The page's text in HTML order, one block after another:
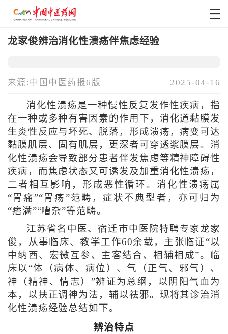
龙家俊辨治消化性溃疡伴焦虑经验
来源:中国中医药报6版 2025-04-16
消化性溃疡是一种慢性反复发作性疾病，指
在一种或多种有害因素的作用下，消化道黏膜发
生炎性反应与坏死、脱落，形成溃疡，病变可达
黏膜肌层、固有肌层，更深者可穿透浆膜层。消
化性溃疡会导致部分患者伴发焦虑等精神障碍性
疾病，而焦虑状态又可诱发及加重消化性溃疡，
二者相互影响，形成恶性循环。消化性溃疡属
“胃痛”“胃疡”范畴，症状不典型者，亦可归为
“痞满”“嘈杂”等范畴。
江苏省名中医、宿迁市中医院特聘专家龙家
俊，从事临床、教学工作60余载，主张临证“以
中纳西、宏微互参、主客结合、相辅相成”。临
床以“体（病体、病位）、气（正气、邪气）、
神（精神、情志）”辨证为总纲，以阴阳气血为
本，以扶正调神为法，辅以祛邪。现将其诊治消
化性溃疡经验总结如下。
辨治特点